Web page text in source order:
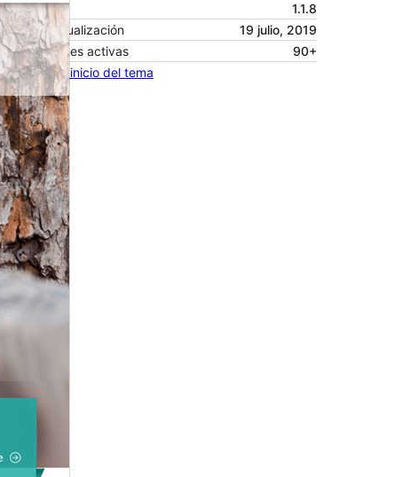
Versión
1.1.8
Última actualización
19 julio, 2019
Instalaciones activas
90+
Página de inicio del tema